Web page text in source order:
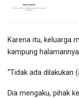
Karena itu, keluarga
kampung halamannya.
“Tidak ada dilakukan
Dia mengaku, pihak